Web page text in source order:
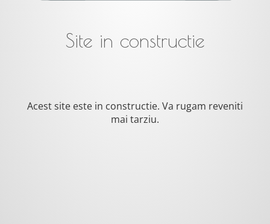
Site in constructie
Acest site este in constructie. Va rugam reveniti
mai tarziu.